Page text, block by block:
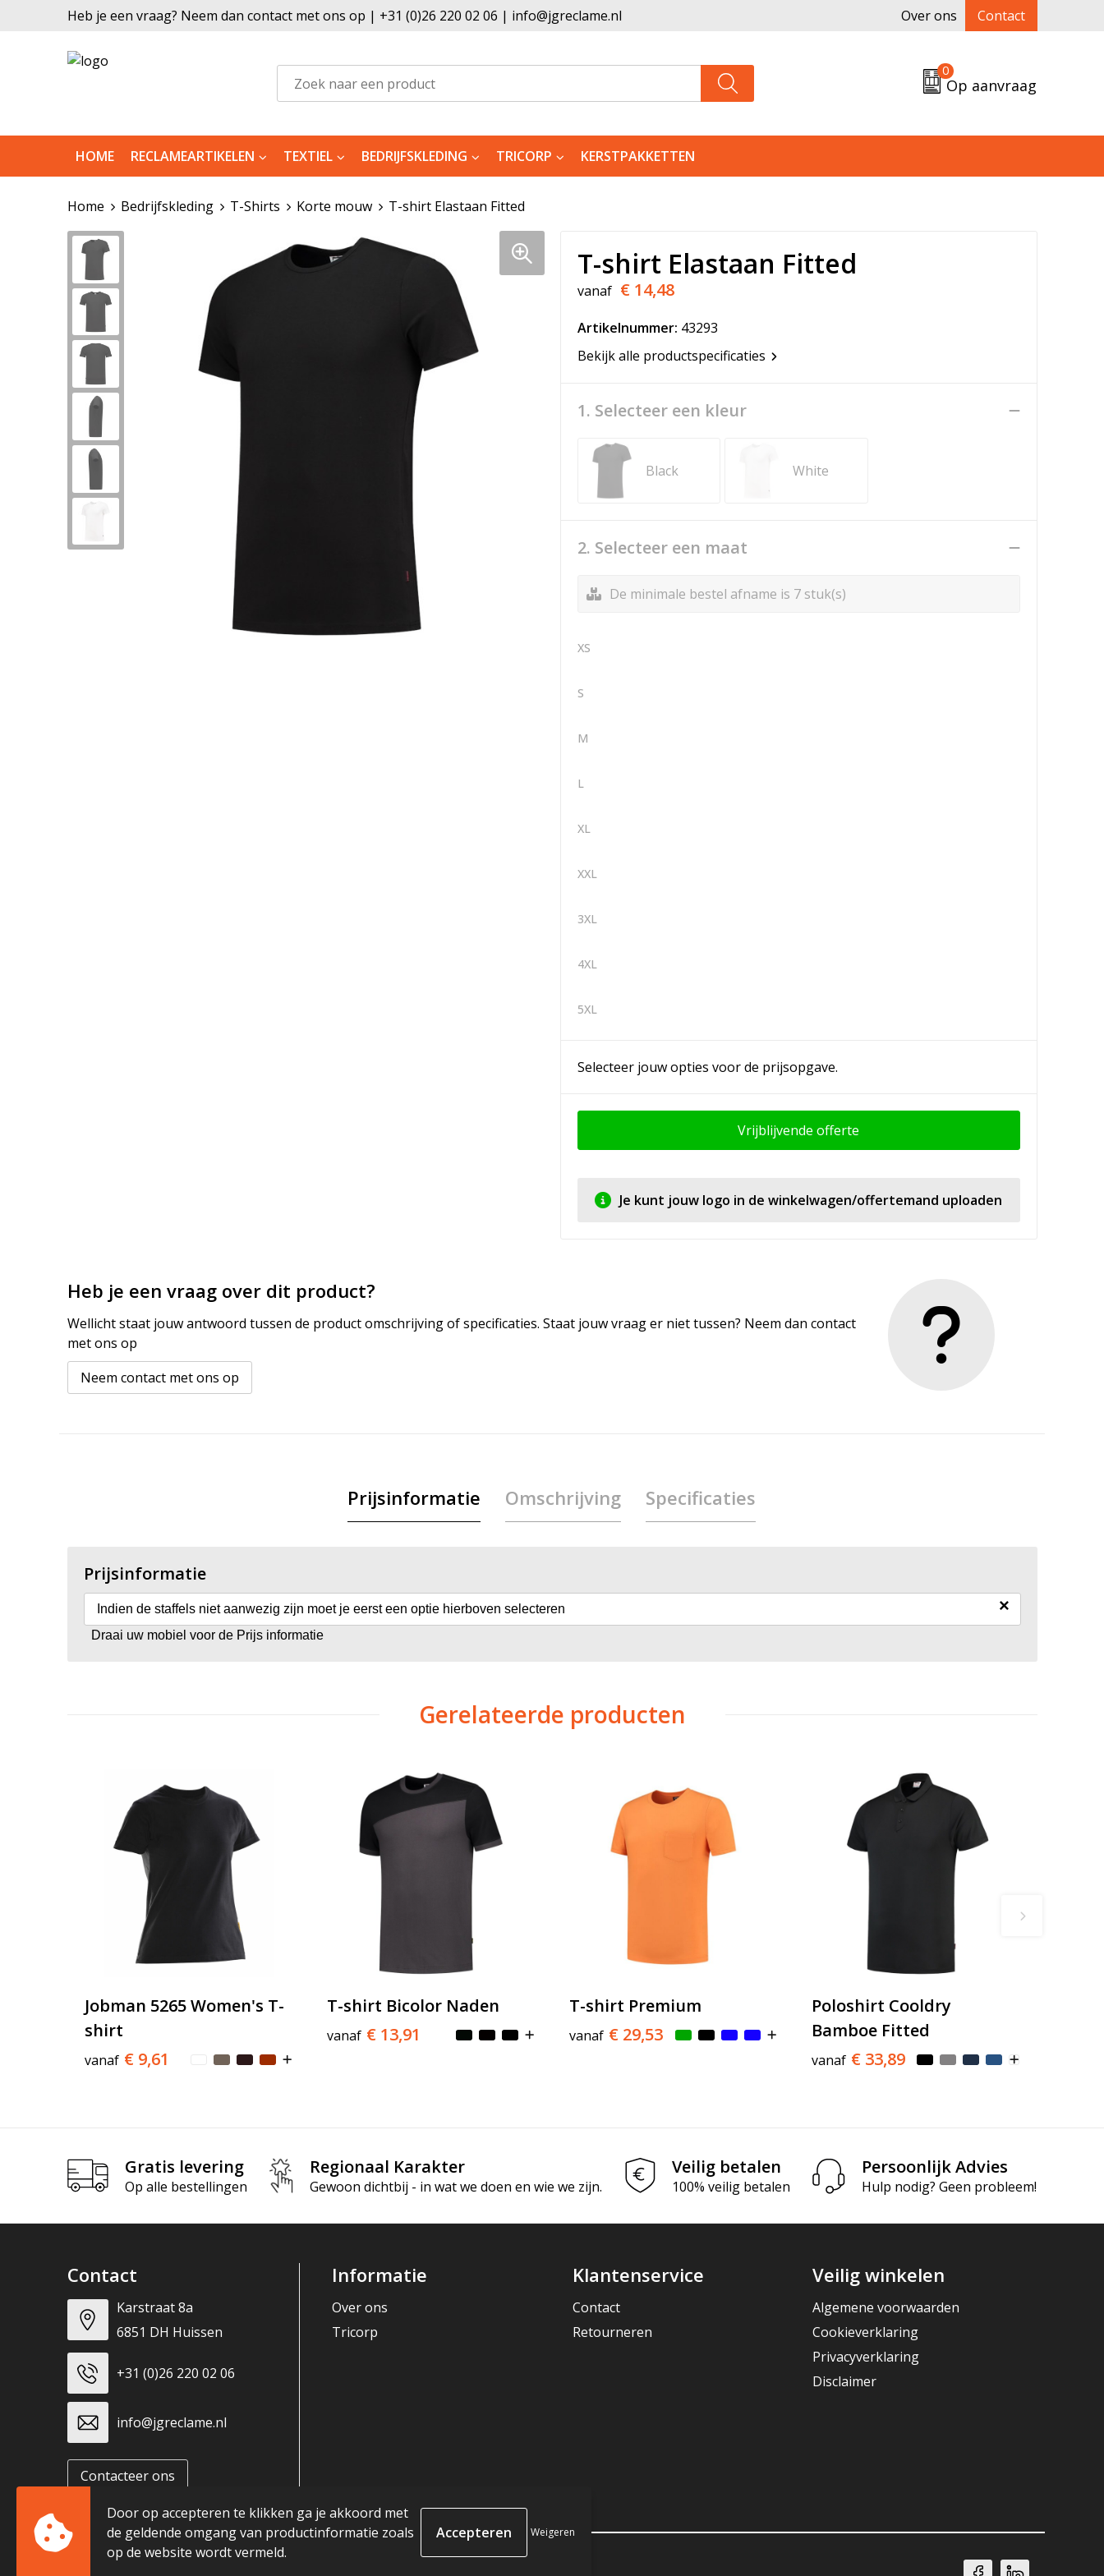
Heb je een vraag? Neem dan contact met ons op | +31 (0)26 220 02 06 | info@jgreclame.nl Over ons Contact
0
Op aanvraag
HOME RECLAMEARTIKELEN TEXTIEL BEDRIJFSKLEDING TRICORP KERSTPAKKETTEN
Home Bedrijfskleding T-Shirts Korte mouw T-shirt Elastaan Fitted
T-shirt Elastaan Fitted
vanaf € 14,48
Artikelnummer: 43293
Bekijk alle productspecificaties
1. Selecteer een kleur
Black White
2. Selecteer een maat
De minimale bestel afname is 7 stuk(s)
XS
S
M
L
XL
XXL
3XL
4XL
5XL
Selecteer jouw opties voor de prijsopgave.
Vrijblijvende offerte
Je kunt jouw logo in de winkelwagen/offertemand uploaden
Heb je een vraag over dit product?
Wellicht staat jouw antwoord tussen de product omschrijving of specificaties. Staat jouw vraag er niet tussen? Neem dan contact
met ons op
Neem contact met ons op
Prijsinformatie Omschrijving Specificaties
Prijsinformatie
Indien de staffels niet aanwezig zijn moet je eerst een optie hierboven selecteren ×
Draai uw mobiel voor de Prijs informatie
Gerelateerde producten
Jobman 5265 Women's T-
shirt
vanaf € 9,61
T-shirt Bicolor Naden
vanaf € 13,91
T-shirt Premium
vanaf € 29,53
Poloshirt Cooldry
Bamboe Fitted
vanaf € 33,89
Gratis levering
Op alle bestellingen
Regionaal Karakter
Gewoon dichtbij - in wat we doen en wie we zijn.
Veilig betalen
100% veilig betalen
Persoonlijk Advies
Hulp nodig? Geen probleem!
Contact
Karstraat 8a
6851 DH Huissen
+31 (0)26 220 02 06
info@jgreclame.nl
Contacteer ons
Informatie
Over ons
Tricorp
Klantenservice
Contact
Retourneren
Veilig winkelen
Algemene voorwaarden
Cookieverklaring
Privacyverklaring
Disclaimer
Door op accepteren te klikken ga je akkoord met
de geldende omgang van productinformatie zoals
op de website wordt vermeld.
Weigeren